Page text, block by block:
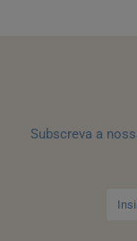
Subscreva a